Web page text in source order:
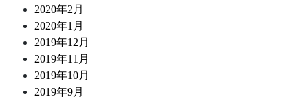
2020年2月
2020年1月
2019年12月
2019年11月
2019年10月
2019年9月